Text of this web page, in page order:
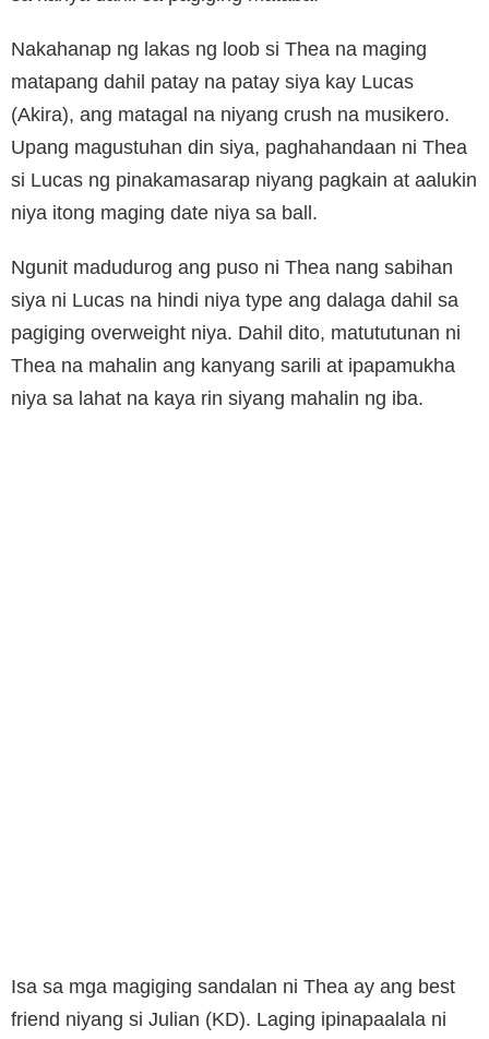
Nakahanap ng lakas ng loob si Thea na maging
matapang dahil patay na patay siya kay Lucas
(Akira), ang matagal na niyang crush na musikero.
Upang magustuhan din siya, paghahandaan ni Thea
si Lucas ng pinakamasarap niyang pagkain at aalukin
niya itong maging date niya sa ball.
Ngunit madudurog ang puso ni Thea nang sabihan
siya ni Lucas na hindi niya type ang dalaga dahil sa
pagiging overweight niya. Dahil dito, matututunan ni
Thea na mahalin ang kanyang sarili at ipapamukha
niya sa lahat na kaya rin siyang mahalin ng iba.
Isa sa mga magiging sandalan ni Thea ay ang best
friend niyang si Julian (KD). Laging ipinapaalala ni